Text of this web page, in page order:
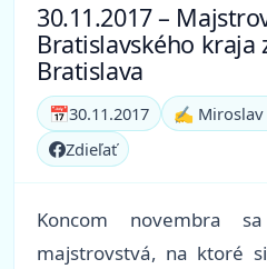
30.11.2017 –
Bratislavského kraja
Bratislava
📅30.11.2017 ✍️ Miroslav
Zdieľať
Koncom novembra
majstrovstvá, na ktoré